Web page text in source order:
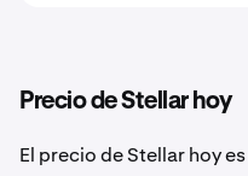
Precio de Stellar hoy
El precio de Stellar hoy es